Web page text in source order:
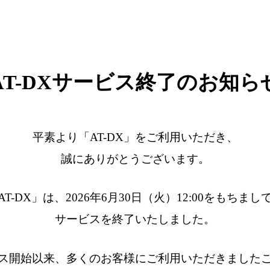
DXサービス終了のお知ら
平素より「AT-DX」をご利用いただき、
誠にありがとうございます。
AT-DX」は、2026年6月30日（火）12:00をもちまして
サービスを終了いたしました。
開始以来、多くのお客様にご利用いただきましたこ